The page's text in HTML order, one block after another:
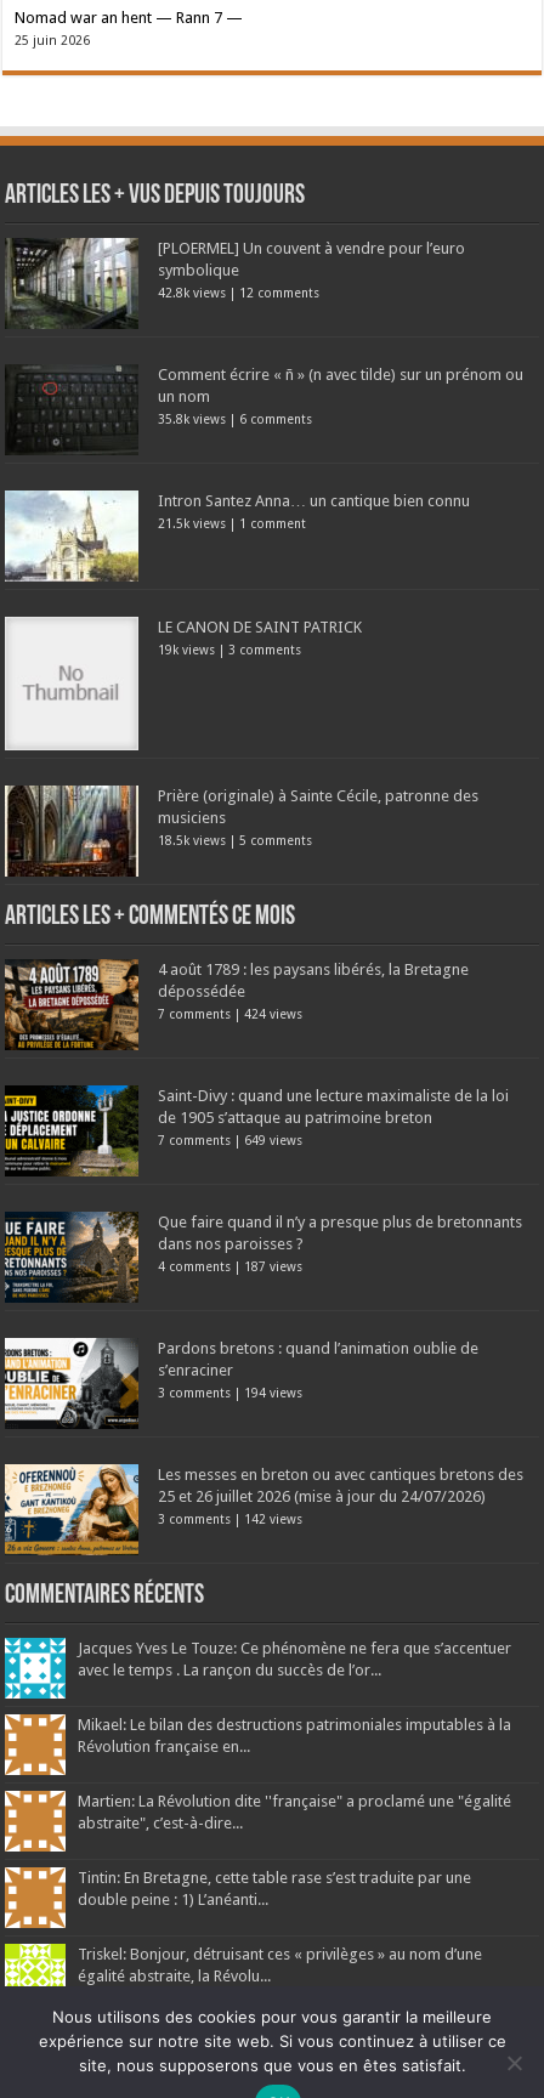
Nomad war an hent — Rann 7 —
25 juin 2026
Articles les + vus depuis toujours
[PLOERMEL] Un couvent à vendre pour l’euro
symbolique
42.8k views | 12 comments
Comment écrire « ñ » (n avec tilde) sur un prénom ou
un nom
35.8k views | 6 comments
Intron Santez Anna… un cantique bien connu
21.5k views | 1 comment
LE CANON DE SAINT PATRICK
19k views | 3 comments
Prière (originale) à Sainte Cécile, patronne des
musiciens
18.5k views |5 comments
Articles les + commentés ce mois
4 août 1789 : les paysans libérés, la Bretagne
dépossédée
7 comments |424 views
Saint-Divy : quand une lecture maximaliste de la loi
de 1905 s’attaque au patrimoine breton
7 comments | 649 views
Que faire quand il n’y a presque plus de bretonnants
dans nos paroisses ?
4 comments | 187 views
Pardons bretons : quand l’animation oublie de
s’enraciner
3 comments | 194 views
Les messes en breton ou avec cantiques bretons des
25 et 26 juillet 2026 (mise à jour du 24/07/2026)
3 comments | 142 views
Commentaires récents
Jacques Yves Le Touze: Ce phénomène ne fera que s’accentuer
avec le temps . La rançon du succès de l’or...
Mikael: Le bilan des destructions patrimoniales imputables à la
Révolution française en...
Martien: La Révolution dite ''française" a proclamé une "égalité
abstraite", c’est-à-dire...
Tintin: En Bretagne, cette table rase s’est traduite par une
double peine : 1) L’anéanti...
Triskel: Bonjour, détruisant ces « privilèges » au nom d’une
égalité abstraite, la Révolu...
Nous utilisons des cookies pour vous garantir la meilleure
expérience sur notre site web. Si vous continuez à utiliser ce
site, nous supposerons que vous en êtes satisfait.